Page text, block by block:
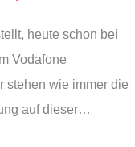
heute schon bei
Vodafone
stehen wie immer die
auf dieser…